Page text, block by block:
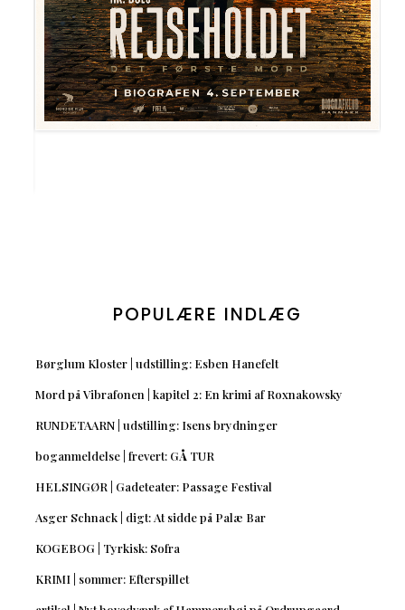
POPULÆRE INDLÆG
Børglum Kloster | udstilling: Esben Hanefelt
Mord på Vibrafonen | kapitel 2: En krimi af Roxnakowsky
RUNDETAARN | udstilling: Isens brydninger
boganmeldelse | frevert: GÅ TUR
HELSINGØR | Gadeteater: Passage Festival
Asger Schnack | digt: At sidde på Palæ Bar
KOGEBOG | Tyrkisk: Sofra
KRIMI | sommer: Efterspillet